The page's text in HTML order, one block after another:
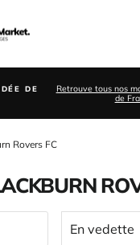
rétro équipe
Rovers FC